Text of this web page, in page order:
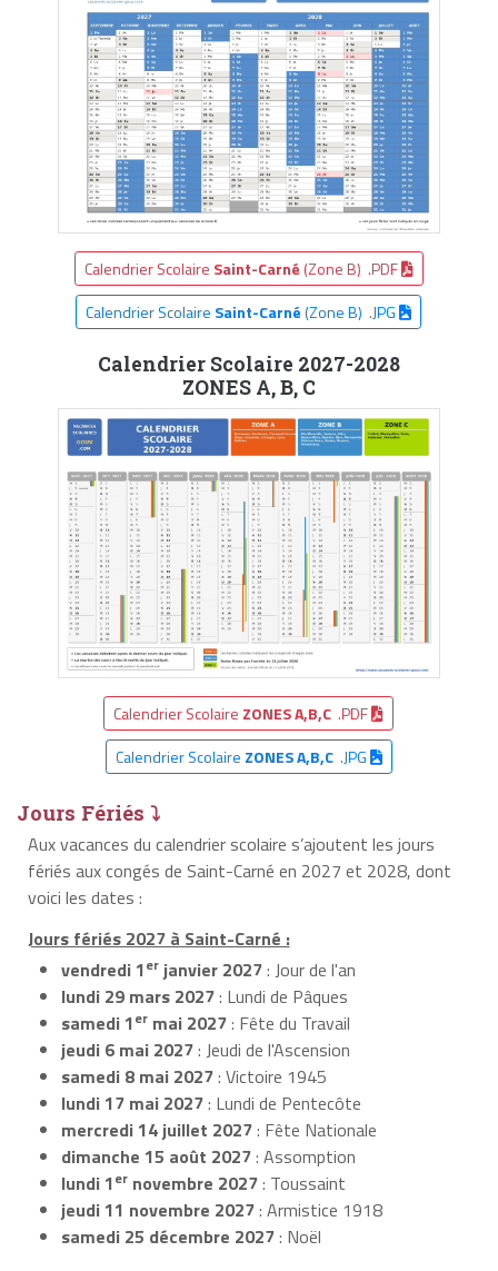
Calendrier Scolaire Saint-Carné (Zone B) .PDF
Calendrier Scolaire Saint-Carné(Zone B) .JPG
Calendrier Scolaire 2027-2028
ZONES A, B, C
Calendrier Scolaire ZONES A,B,C .PDF
Calendrier Scolaire ZONES A,B,C.JPG
Jours Fériés ⤵
Aux vacances du calendrier scolaire s’ajoutent les jours
fériés aux congés de Saint-Carné en 2027 et 2028, dont
voici les dates :
Jours fériés 2027 à Saint-Carné :
vendredi 1er janvier 2027: Jour de l'an
lundi 29 mars 2027: Lundi de Pâques
samedi 1er mai 2027: Fête du Travail
jeudi 6 mai 2027: Jeudi de l'Ascension
samedi 8 mai 2027: Victoire 1945
lundi 17 mai 2027: Lundi de Pentecôte
mercredi 14 juillet 2027: Fête Nationale
dimanche 15 août 2027: Assomption
lundi 1er novembre 2027: Toussaint
jeudi 11 novembre 2027: Armistice 1918
samedi 25 décembre 2027: Noël